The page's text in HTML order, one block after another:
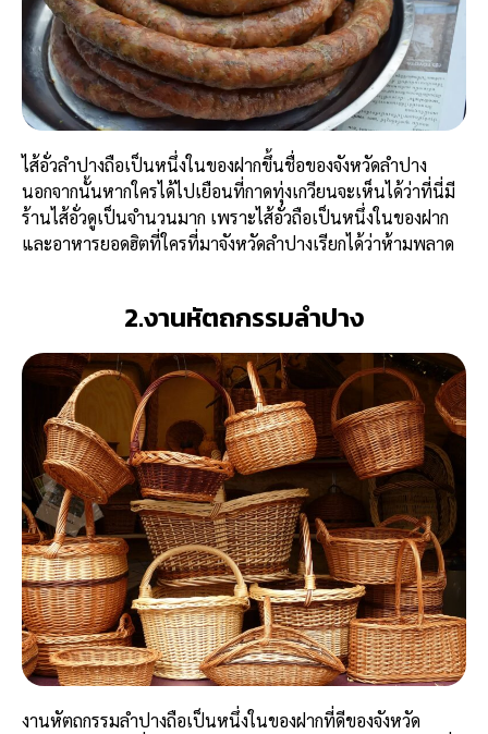
ไส้อั่วลำปางถือเป็นหนึ่งในของฝากขึ้นชื่อของจังหวัดลำปาง
นอกจากนั้นหากใครได้ไปเยือนที่กาดทุ่งเกวียนจะเห็นได้ว่าที่นี่มี
ร้านไส้อั่วดูเป็นจำนวนมาก เพราะไส้อั่วถือเป็นหนึ่งในของฝาก
และอาหารยอดฮิตที่ใครที่มาจังหวัดลำปางเรียกได้ว่าห้ามพลาด
2.งานหัตถกรรมลำปาง
งานหัตถกรรมลำปางถือเป็นหนึ่งในของฝากที่ดีของจังหวัด